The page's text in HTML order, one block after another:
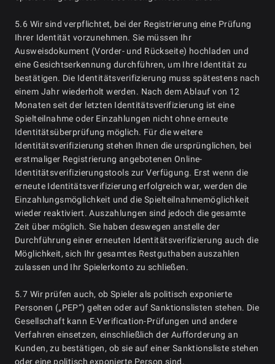
5.6 Wir sind verpflichtet, bei der Registrierung eine Prüfung
Ihrer Identität vorzunehmen. Sie müssen Ihr
Ausweisdokument (Vorder- und Rückseite) hochladen und
eine Gesichtserkennung durchführen, um Ihre Identität zu
bestätigen. Die Identitätsverifizierung muss spätestens nach
einem Jahr wiederholt werden. Nach dem Ablauf von 12
Monaten seit der letzten Identitätsverifizierung ist eine
Spielteilnahme oder Einzahlungen nicht ohne erneute
Identitätsüberprüfung möglich. Für die weitere
Identitätsverifizierung stehen Ihnen die ursprünglichen, bei
erstmaliger Registrierung angebotenen Online-
Identitätsverifizierungstools zur Verfügung. Erst wenn die
erneute Identitätsverifizierung erfolgreich war, werden die
Einzahlungsmöglichkeit und die Spielteilnahmemöglichkeit
wieder reaktiviert. Auszahlungen sind jedoch die gesamte
Zeit über möglich. Sie haben deswegen anstelle der
Durchführung einer erneuten Identitätsverifizierung auch die
Möglichkeit, sich Ihr gesamtes Restguthaben auszahlen
zulassen und Ihr Spielerkonto zu schließen.
5.7 Wir prüfen auch, ob Spieler als politisch exponierte
Personen („PEP“) gelten oder auf Sanktionslisten stehen. Die
Gesellschaft kann E-Verification-Prüfungen und andere
Verfahren einsetzen, einschließlich der Aufforderung an
Kunden, zu bestätigen, ob sie auf einer Sanktionsliste stehen
oder eine politisch exponierte Person sind.